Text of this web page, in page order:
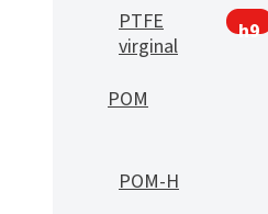
PTFE
virginal
h9
POM
POM-H